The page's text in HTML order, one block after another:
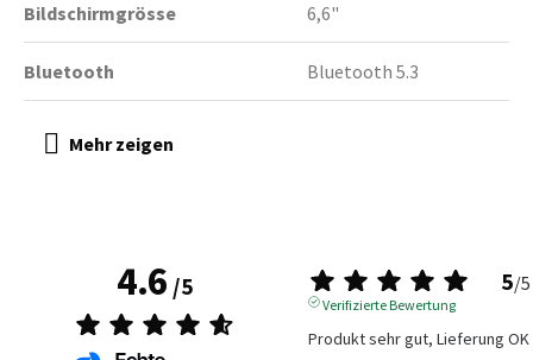
Bildschirmgrösse 6,6"
Bluetooth Bluetooth 5.3
4.6/5 5/5
Verifizierte Bewertung
Produkt sehr gut, Lieferung OK